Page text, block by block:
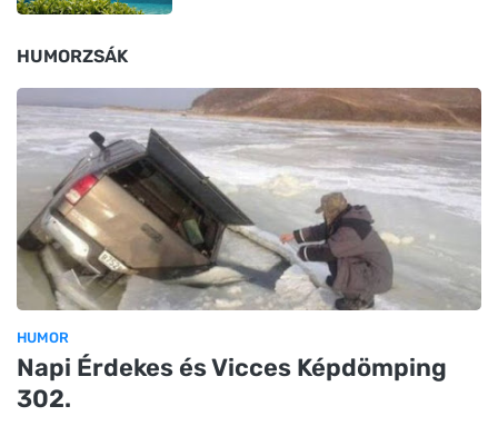
HUMORZSÁK
HUMOR
Napi Érdekes és Vicces Képdömping
302.